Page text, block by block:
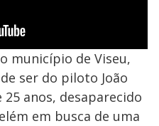
município de Viseu,
ser do piloto João
anos, desaparecido
em busca de uma